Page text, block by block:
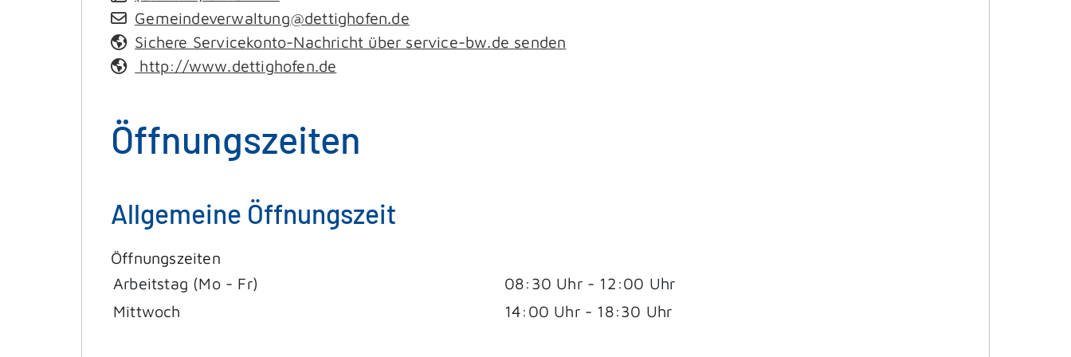
Gemeindeverwaltung@dettighofen.de
Sichere Servicekonto-Nachricht über service-bw.de senden
http://www.dettighofen.de
Öffnungszeiten
Allgemeine Öffnungszeit
Öffnungszeiten
Arbeitstag (Mo - Fr)
08:30 Uhr- 12:00 Uhr
Mittwoch
14:00 Uhr- 18:30 Uhr